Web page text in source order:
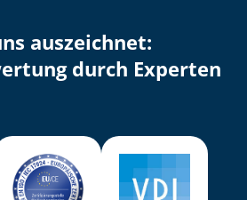
auszeichnet:
durch Experten